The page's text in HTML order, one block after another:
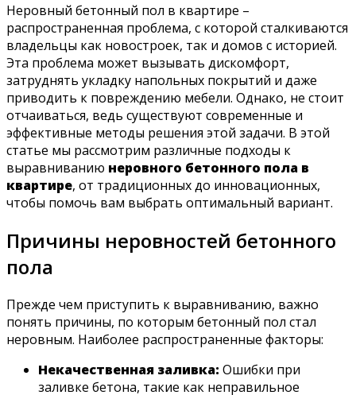
Неровный бетонный пол в квартире –
распространенная проблема, с которой сталкиваются
владельцы как новостроек, так и домов с историей.
Эта проблема может вызывать дискомфорт,
затруднять укладку напольных покрытий и даже
приводить к повреждению мебели. Однако, не стоит
отчаиваться, ведь существуют современные и
эффективные методы решения этой задачи. В этой
статье мы рассмотрим различные подходы к
выравниванию неровного бетонного пола в
квартире, от традиционных до инновационных,
чтобы помочь вам выбрать оптимальный вариант.
Причины неровностей бетонного
пола
Прежде чем приступить к выравниванию, важно
понять причины, по которым бетонный пол стал
неровным. Наиболее распространенные факторы:
Некачественная заливка: Ошибки при
заливке бетона, такие как неправильное